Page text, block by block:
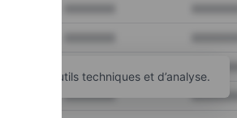
XXXXXXX XXXXXXX
d’autres outils techniques et d’analyse.